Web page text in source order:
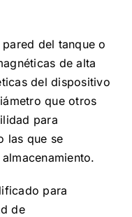
pared del tanque o
de alta
del dispositivo
que otros
para
las que se
para
de